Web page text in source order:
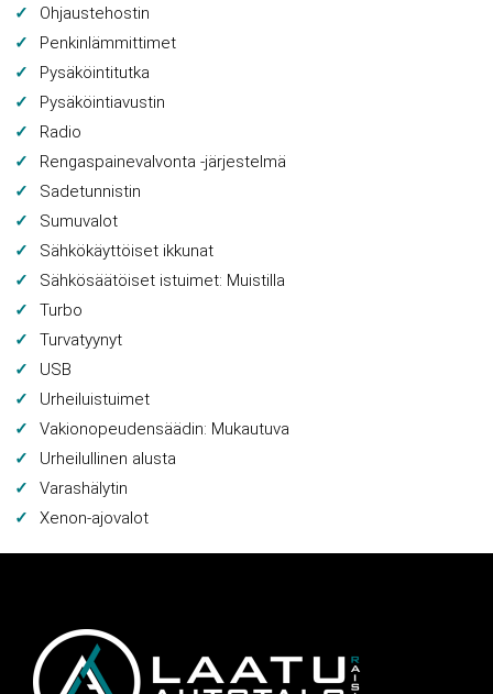
Ohjaustehostin
Penkinlämmittimet
Pysäköintitutka
Pysäköintiavustin
Radio
Rengaspainevalvonta -järjestelmä
Sadetunnistin
Sumuvalot
Sähkökäyttöiset ikkunat
Sähkösäätöiset istuimet: Muistilla
Turbo
Turvatyynyt
USB
Urheiluistuimet
Vakionopeudensäädin: Mukautuva
Urheilullinen alusta
Varashälytin
Xenon-ajovalot